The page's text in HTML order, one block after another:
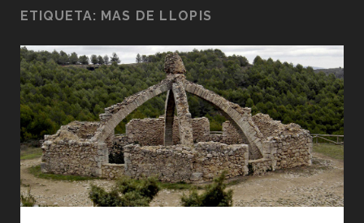
ESPAÑOL
ETIQUETA: MAS DE LLOPIS